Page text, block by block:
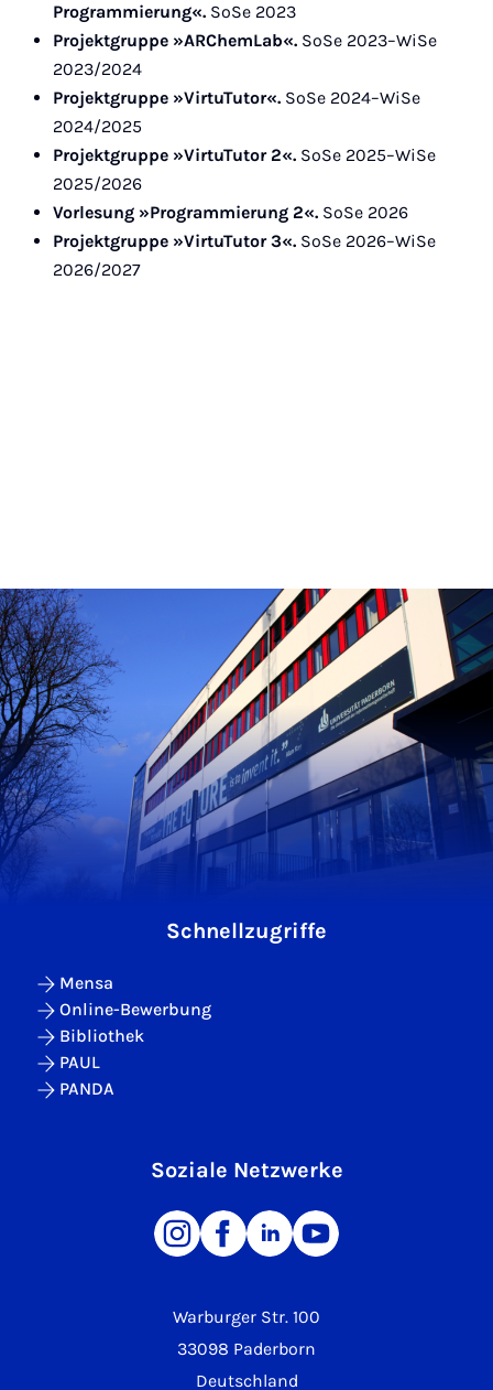
Programmierung«. SoSe 2023
Projektgruppe »ARChemLab«. SoSe 2023–WiSe
2023/2024
Projektgruppe »VirtuTutor«. SoSe 2024–WiSe
2024/2025
Projektgruppe »VirtuTutor 2«. SoSe 2025–WiSe
2025/2026
Vorlesung »Programmierung 2«. SoSe 2026
Projektgruppe »VirtuTutor 3«. SoSe 2026–WiSe
2026/2027
Warburger Str. 100
33098 Paderborn
Deutschland
Schnellzugriffe
Mensa
Online-Bewerbung
Bibliothek
PAUL
PANDA
Soziale Netzwerke